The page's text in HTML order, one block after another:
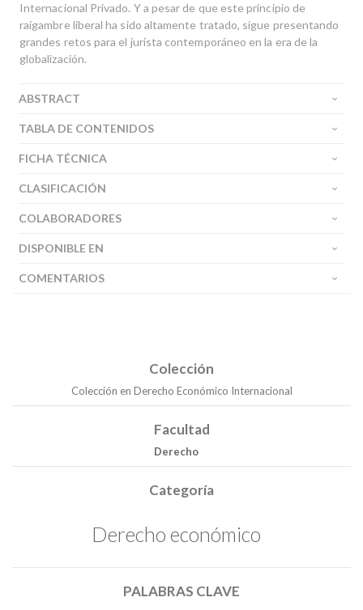
Internacional Privado. Y a pesar de que este principio de
raigambre liberal ha sido altamente tratado, sigue presentando
grandes retos para el jurista contemporáneo en la era de la
globalización.
ABSTRACT
TABLA DE CONTENIDOS
FICHA TÉCNICA
CLASIFICACIÓN
COLABORADORES
DISPONIBLE EN
COMENTARIOS
Colección
Colección en Derecho Económico Internacional
Facultad
Derecho
Categoría
Derecho económico
PALABRAS CLAVE